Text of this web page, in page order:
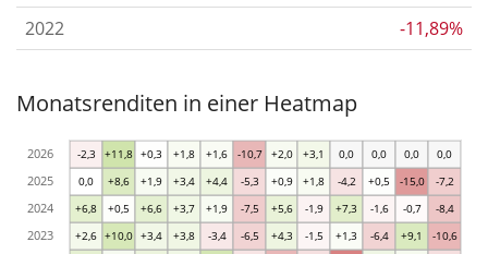
2022
-11,89%
Monatsrenditen in einer Heatmap
+2,6 +10,0 +3,4 +3,8 -3,4 -6,5 +4,3 -1,5 +1,3 -6,4 +9,1 -10,6
+6,8 +0,5 +6,6 +3,7 +1,9 -7,5 +5,6 -1,9 +7,3 -1,6 -0,7 -8,4
0,0 +8,6 +1,9 +3,4 +4,4 -5,3 +0,9 +1,8 -4,2 +0,5 -15,0 -7,2
-2,3 +11,8 +0,3 +1,8 +1,6 -10,7 +2,0 +3,1 0,0 0,0 0,0 0,0
2023
2024
2025
2026